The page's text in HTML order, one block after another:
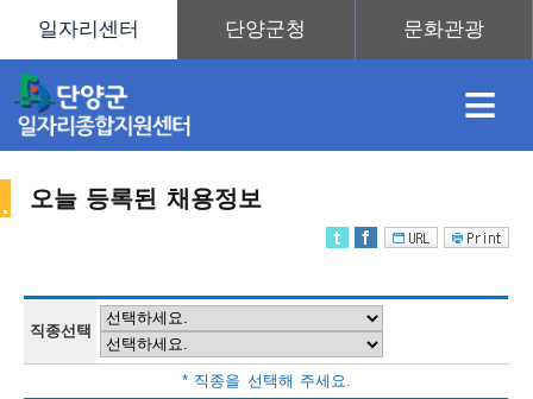
≡
오늘 등록된 채용정보
직종선택
* 직종을 선택해 주세요.
채